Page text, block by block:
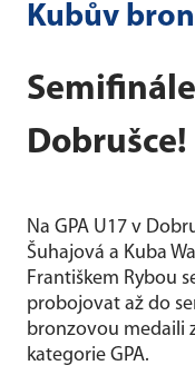
Kubův
Dobrušce!
Na GPA U17 v
Šuhajová a Kuba
Františkem Rybou
probojovat až do
bronzovou medaili
kategorie GPA.